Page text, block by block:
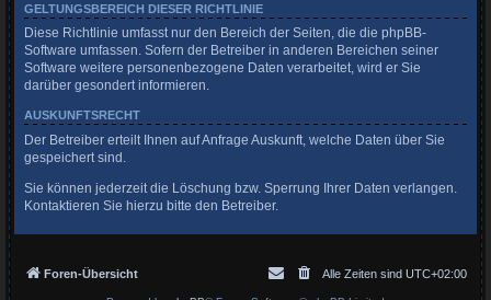
GELTUNGSBEREICH DIESER RICHTLINIE
Diese Richtlinie umfasst nur den Bereich der Seiten, die die phpBB-
Software umfassen. Sofern der Betreiber in anderen Bereichen seiner
Software weitere personenbezogene Daten verarbeitet, wird er Sie
darüber gesondert informieren.
AUSKUNFTSRECHT
Der Betreiber erteilt Ihnen auf Anfrage Auskunft, welche Daten über Sie
gespeichert sind.
Sie können jederzeit die Löschung bzw. Sperrung Ihrer Daten verlangen.
Kontaktieren Sie hierzu bitte den Betreiber.
Foren-Übersicht Alle Zeiten sind UTC+02:00